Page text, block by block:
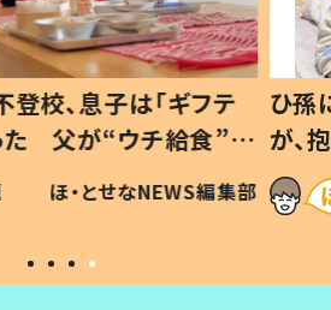
校、息子は「ギフテ
父が“ウチ給食”を
理由とは #令和の親
ほ・とせなNEWS編集部
ひ孫
が、抱
「涙が
い」